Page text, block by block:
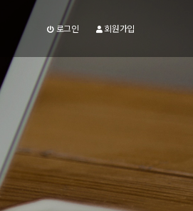
로그인 회원가입